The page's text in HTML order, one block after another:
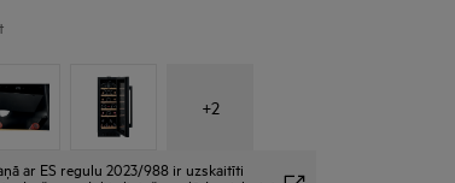
+2
ar ES regulu 2023/988 ir uzskaitīti